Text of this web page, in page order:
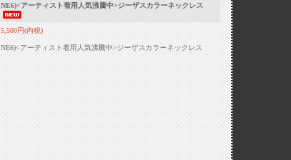
NE6)<アーティスト着用人気沸騰中>ジーザスカラーネックレス
5,500円(内税)
NE6)<アーティスト着用人気沸騰中>ジーザスカラーネックレス